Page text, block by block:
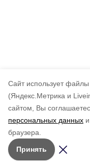
Cайт использует файлы
(Яндекс.Метрика и
сайтом, Вы
персональных данных
браузера.
Принять